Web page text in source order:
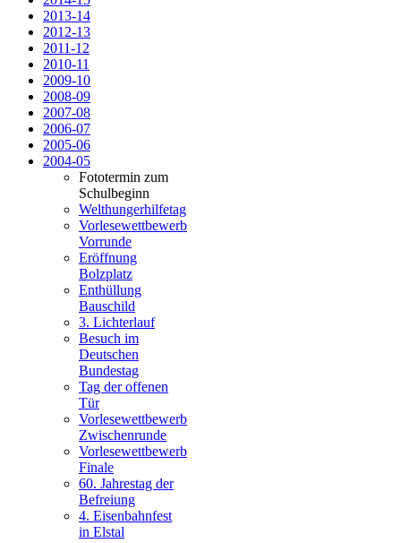
2013-14
2012-13
2011-12
2010-11
2009-10
2008-09
2007-08
2006-07
2005-06
2004-05
Fototermin zum
Schulbeginn
Welthungerhilfetag
Vorlesewettbewerb
Vorrunde
Eröffnung
Bolzplatz
Enthüllung
Bauschild
3. Lichterlauf
Besuch im
Deutschen
Bundestag
Tag der offenen
Tür
Vorlesewettbewerb
Zwischenrunde
Vorlesewettbewerb
Finale
60. Jahrestag der
Befreiung
4. Eisenbahnfest
in Elstal